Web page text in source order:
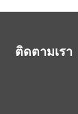
ติดตามเรา